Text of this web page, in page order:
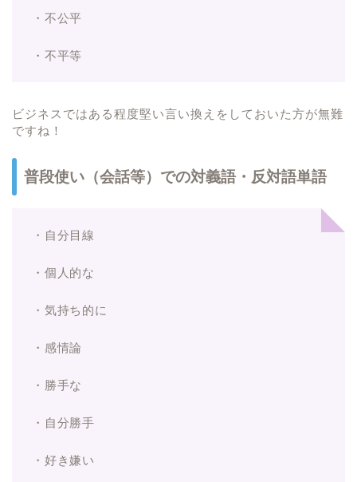
・不公平
・不平等
ビジネスではある程度堅い言い換えをしておいた方が無難
ですね！
普段使い（会話等）での対義語・反対語単語
・自分目線
・個人的な
・気持ち的に
・感情論
・勝手な
・自分勝手
・好き嫌い